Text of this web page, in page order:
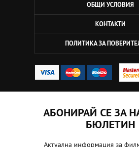
ОБЩИ УСЛОВИЯ
КОНТАКТИ
ПОЛИТИКА ЗА
АБОНИРАЙ СЕ ЗА
БЮЛЕТИН
Актуална информация за